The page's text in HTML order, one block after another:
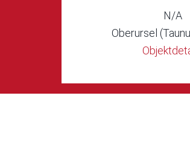
N/A
Oberursel